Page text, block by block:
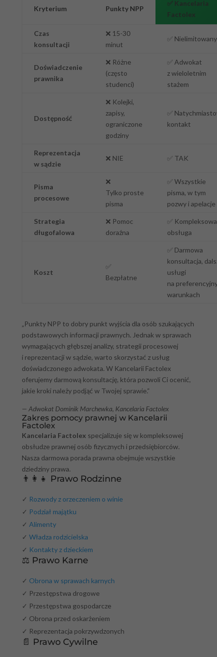
Kryterium Punkty NPP
✅ Kancelaria
Factolex
Czas
konsultacji
❌ 15-30
minut
✅ Nielimitowany
Doświadczenie
prawnika
❌ Różne
(często
studenci)
✅ Adwokat
z wieloletnim
stażem
Dostępność
❌ Kolejki,
zapisy,
ograniczone
godziny
✅
kontakt
Reprezentacja
w sądzie
❌ NIE ✅ TAK
Pisma
procesowe
❌
Tylko proste
pisma
✅ Wszystkie
pisma, w tym
pozwy i apelacje
Strategia
długofalowa
❌ Pomoc
doraźna
✅ Kompleksowa
obsługa
Koszt
✅
Bezpłatne
✅ Darmowa
konsultacja,
usługi
na
warunkach
„Punkty NPP to dobry punkt wyjścia dla osób szukających
podstawowych informacji prawnych. Jednak w sprawach
wymagających głębszej analizy, strategii procesowej
i reprezentacji w sądzie, warto skorzystać z usług
doświadczonego adwokata. W Kancelarii Factolex
oferujemy darmową konsultację, która pozwoli Ci ocenić,
jakie kroki należy podjąć w Twojej sprawie.”
— Adwokat Dominik Marchewka, Kancelaria Factolex
Zakres pomocy prawnej w Kancelarii
Factolex
Kancelaria Factolex specjalizuje się w kompleksowej
obsłudze prawnej osób fizycznych i przedsiębiorców.
Nasza darmowa porada prawna obejmuje wszystkie
dziedziny prawa.
👨‍👩‍👧 Prawo Rodzinne
✓ Rozwody z orzeczeniem o winie
✓ Podział majątku
✓ Alimenty
✓ Władza rodzicielska
✓ Kontakty z dzieckiem
⚖️ Prawo Karne
✓ Obrona w sprawach karnych
✓ Przestępstwa drogowe
✓ Przestępstwa gospodarcze
✓ Obrona przed oskarżeniem
✓ Reprezentacja pokrzywdzonych
📄 Prawo Cywilne